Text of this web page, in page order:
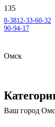
8-3812-33-60-32
90-94-17
Омск
Ваш город